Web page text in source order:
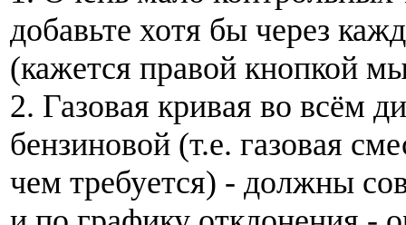
добавьте хотя бы через
(кажется правой кнопкой
2. Газовая кривая во всём
бензиновой (т.е. газовая
чем требуется) - должны